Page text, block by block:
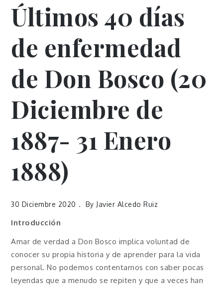
Últimos 40 días
de enfermedad
de Don Bosco (20
Diciembre de
1887- 31 Enero
1888)
30 Diciembre 2020 By Javier Alcedo Ruiz
Introducción
Amar de verdad a Don Bosco implica voluntad de
conocer su propia historia y de aprender para la vida
personal. No podemos contentarnos con saber pocas
leyendas que a menudo se repiten y que a veces han